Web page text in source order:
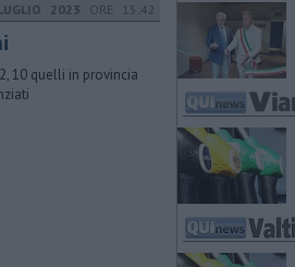
2023 ORE 15:42
10 quelli in provincia